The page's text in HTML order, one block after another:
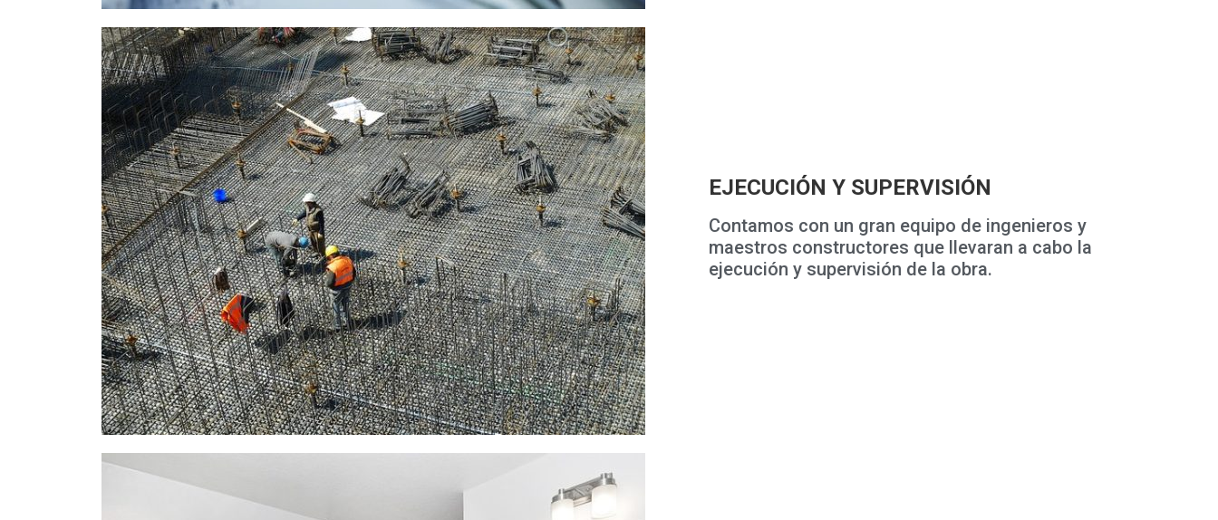
EJECUCIÓN Y SUPERVISIÓN
Contamos con un gran equipo de ingenieros y
maestros constructores que llevaran a cabo la
ejecución y supervisión de la obra.